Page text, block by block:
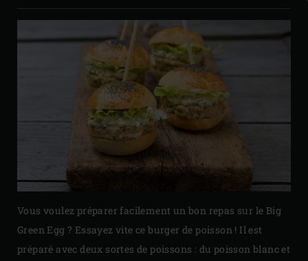
Vous voulez préparer facilement un bon repas sur le Big
Green Egg ? Essayez vite ce burger de poisson ! Il est
préparé avec deux sortes de poissons : du poisson blanc et